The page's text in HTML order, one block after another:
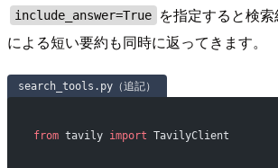
include_answer=True
を指定すると検
による短い要約も同時に返ってきます。
search_tools.py（追記）
from tavily import TavilyClient